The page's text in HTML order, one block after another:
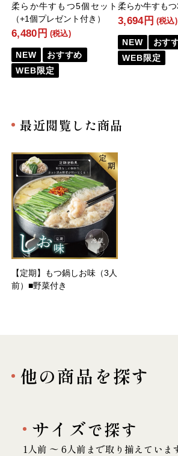
柔らか牛すもつ5個セット
（+1個プレゼント付き）
6,480円 (税込)
NEW
おすすめ
WEB限定
柔らか牛すも
3,694円 (税込)
NEW
おす
WEB限定
最近閲覧した商品
【定期】もつ鍋しお味（3人
前）■野菜付き
他の商品を探す
サイズで探す
1人前 〜 6人前まで取り揃えていま